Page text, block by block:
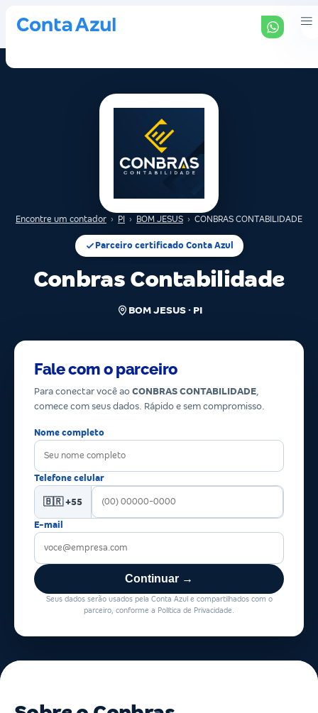
Encontre um contador › PI › BOM JESUS › CONBRAS CONTABILIDADE
Parceiro certificado Conta Azul
Conbras Contabilidade
BOM JESUS · PI
Fale com o parceiro
Para conectar você ao CONBRAS CONTABILIDADE,
comece com seus dados. Rápido e sem compromisso.
Nome completo
Telefone celular
🇧🇷 +55
E-mail
Continuar →
Seus dados serão usados pela Conta Azul e compartilhados com o
parceiro, conforme a Política de Privacidade.